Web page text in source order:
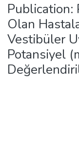
Publication:
Olan
Vestibüler
Potansiyel